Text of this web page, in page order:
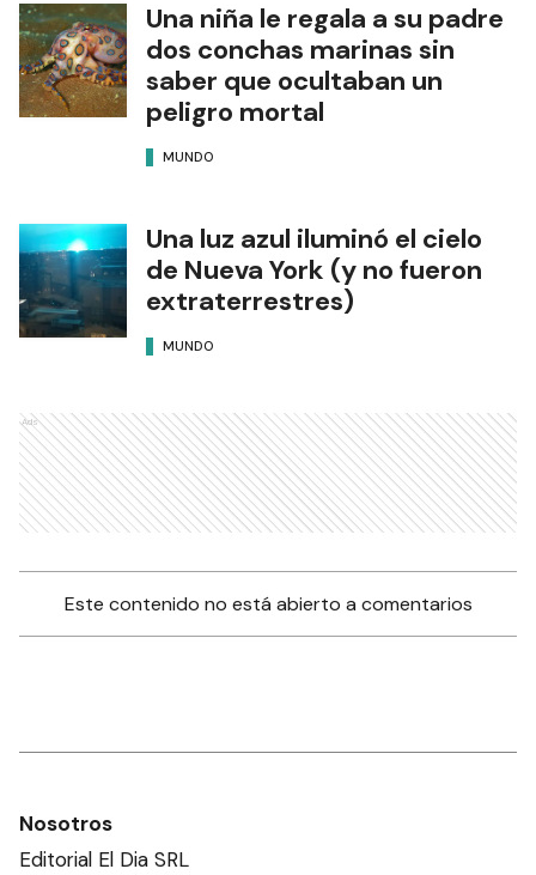
Una niña le regala a su padre
dos conchas marinas sin
saber que ocultaban un
peligro mortal
MUNDO
Una luz azul iluminó el cielo
de Nueva York (y no fueron
extraterrestres)
MUNDO
Ads
Este contenido no está abierto a comentarios
Nosotros
Editorial El Dia SRL